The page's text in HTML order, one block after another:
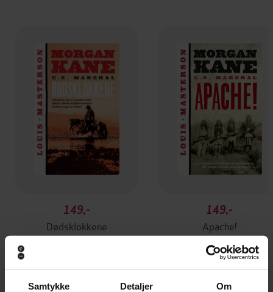
Samtykke Detaljer Om
149,-
Dødsklokkene
Louis Masterson
149,-
Apache!
Louis Masterson
EBOK